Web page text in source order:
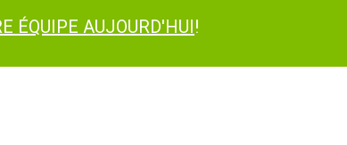
ÉQUIPE AUJOURD'HUI!